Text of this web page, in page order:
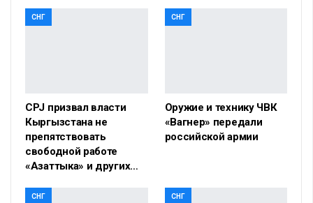
СНГ
CPJ призвал власти
Кыргызстана не
препятствовать
свободной работе
«Азаттыка» и других…
СНГ
Оружие и технику ЧВК
«Вагнер» передали
российской армии
СНГ СНГ